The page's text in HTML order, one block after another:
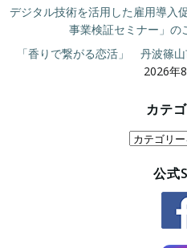
デジタル技術を活用した雇用導入
事業検証セミナー」の
「香りで繋がる恋活」 丹波篠
2026年
カテ
カ
公式